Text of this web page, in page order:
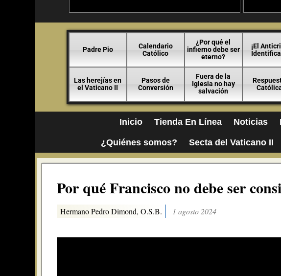
Padre Pio
Calendario
Católico
¿Por qué el
infierno debe ser
eterno?
¡El
Las herejías en
el Vaticano II
Pasos de
Conversión
Fuera de la
Iglesia no hay
salvación
Inicio Tienda En Línea Noticias
¿Quiénes somos? Secta del Vaticano II
Por qué Francisco no debe ser
Hermano Pedro Dimond, O.S.B. 1 agosto 2024